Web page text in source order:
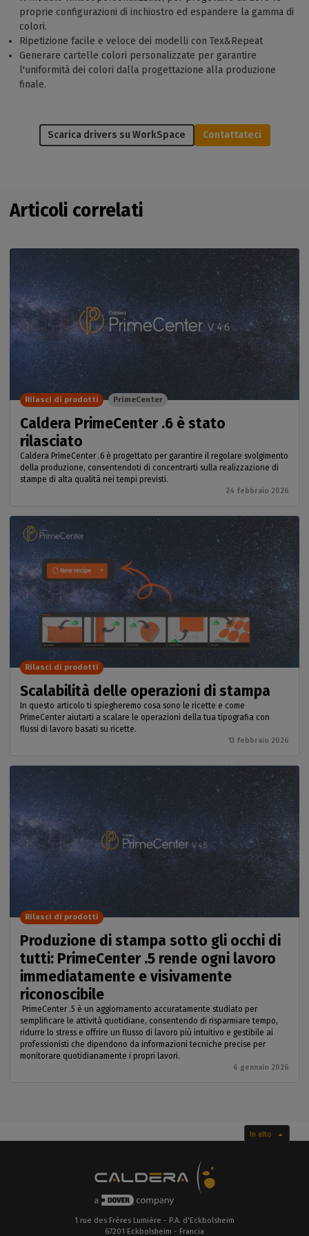
proprie configurazioni di inchiostro ed espandere la gamma di
colori.
Ripetizione facile e veloce dei modelli con Tex&Repeat
Generare cartelle colori personalizzate per garantire
l'uniformità dei colori dalla progettazione alla produzione
finale.
Scarica drivers su WorkSpace Contattateci
Articoli correlati
Caldera PrimeCenter .6 è stato
rilasciato
Caldera PrimeCenter .6 è progettato per garantire il regolare svolgimento
della produzione, consentendoti di concentrarti sulla realizzazione di
stampe di alta qualità nei tempi previsti.
24 febbraio 2026
Rilasci di prodotti PrimeCenter
Scalabilità delle operazioni di stampa
In questo articolo ti spiegheremo cosa sono le ricette e come
PrimeCenter aiutarti a scalare le operazioni della tua tipografia con
flussi di lavoro basati su ricette.
13 febbraio 2026
Rilasci di prodotti
Produzione di stampa sotto gli occhi di
tutti: PrimeCenter .5 rende ogni lavoro
immediatamente e visivamente
riconoscibile
PrimeCenter .5 è un aggiornamento accuratamente studiato per
semplificare le attività quotidiane, consentendo di risparmiare tempo,
ridurre lo stress e offrire un flusso di lavoro più intuitivo e gestibile ai
professionisti che dipendono da informazioni tecniche precise per
monitorare quotidianamente i propri lavori.
6 gennaio 2026
Rilasci di prodotti
In alto
1 rue des Frères Lumière - P.A. d'Eckbolsheim
67201 Eckbolsheim - Francia